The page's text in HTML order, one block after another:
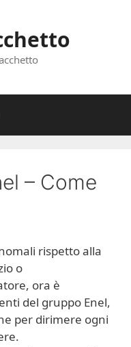
– Come
rispetto alla
o
ora è
del gruppo Enel,
per dirimere ogni